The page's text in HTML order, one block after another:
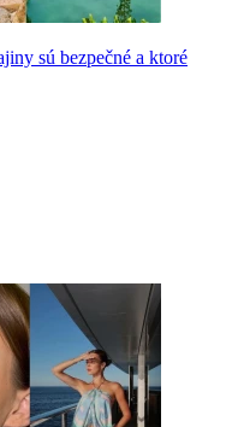
sú bezpečné a ktoré